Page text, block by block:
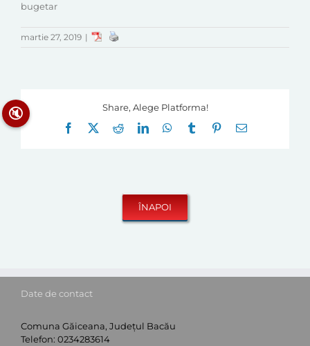
bugetar
martie 27, 2019 |
Share, Alege Platforma!
Facebook
RedditLinkedInWhatsApp
Tumblr Pinterest
E-
Date de contact
Comuna Găiceana, Județul Bacău
Telefon: 0234283614
🔇